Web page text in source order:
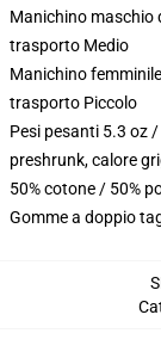
Manichino maschio
trasporto Medio
Manichino
trasporto Piccolo
Pesi pesanti 5.3 oz
preshrunk, calore
50% cotone / 50%
Gomme a doppio